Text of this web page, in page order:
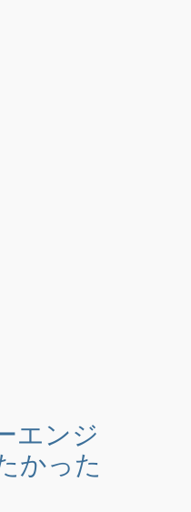
エンジ
かった